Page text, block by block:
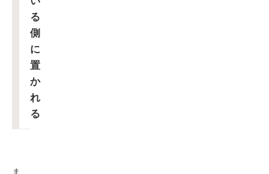
る
側
に
置
か
れ
る
ま